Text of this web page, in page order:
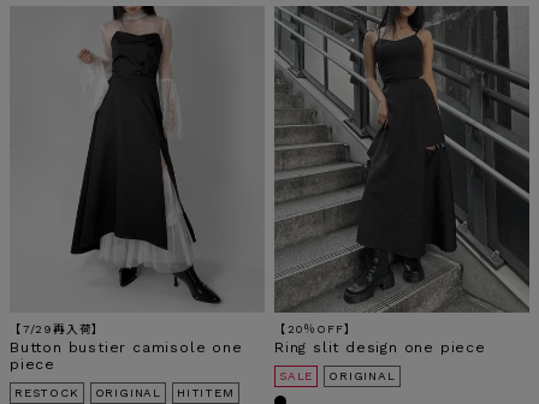
【7/29再入荷】
Button bustier camisole one
piece
RESTOCK ORIGINAL HITITEM
【20％OFF】
Ring slit design one piece
SALE ORIGINAL